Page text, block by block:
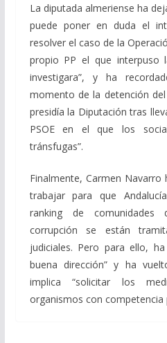
La diputada almeriense ha
puede poner en duda el
resolver el caso de la
propio PP el que interpuso
investigara”, y ha
momento de la detención
presidía la Diputación tras
PSOE en el que los
tránsfugas”.
Finalmente, Carmen
trabajar para que
ranking de
corrupción se están
judiciales. Pero para ello,
buena dirección” y ha
implica “solicitar los
organismos con competencia